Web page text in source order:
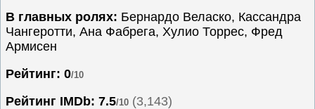
Сериалы
Спорт
Триллеры
Ужасы
Фантастика
В главных ролях: Бернардо Веласко, Кассандра
Чангеротти, Ана Фабрега, Хулио Торрес, Фред
Армисен
Рейтинг: 0/10
Рейтинг IMDb: 7.5/10 (3,143)